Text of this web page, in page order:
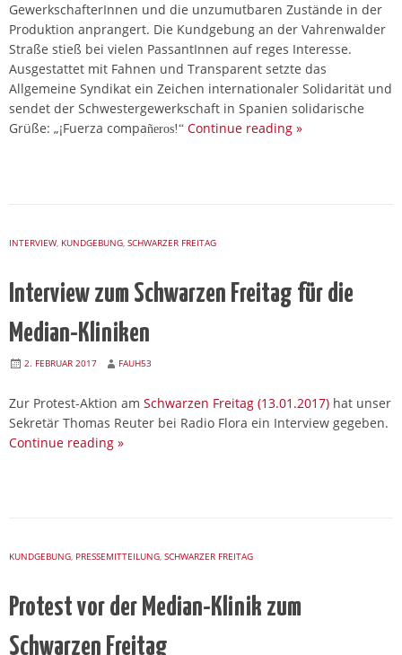
GewerkschafterInnen und die unzumutbaren Zustände in der
Produktion anprangert. Die Kundgebung an der Vahrenwalder
Straße stieß bei vielen PassantInnen auf reges Interesse.
Ausgestattet mit Fahnen und Transparent setzte das
Allgemeine Syndikat ein Zeichen internationaler Solidarität und
sendet der Schwestergewerkschaft in Spanien solidarische
Grüße: „¡Fuerza compañeros!“ Continue reading »
INTERVIEW, KUNDGEBUNG, SCHWARZER FREITAG
Interview zum Schwarzen Freitag für die
Median-Kliniken
2. FEBRUAR 2017 FAUH53
Zur Protest-Aktion am Schwarzen Freitag (13.01.2017) hat unser
Sekretär Thomas Reuter bei Radio Flora ein Interview gegeben.
Continue reading »
KUNDGEBUNG, PRESSEMITTEILUNG, SCHWARZER FREITAG
Protest vor der Median-Klinik zum
Schwarzen Freitag